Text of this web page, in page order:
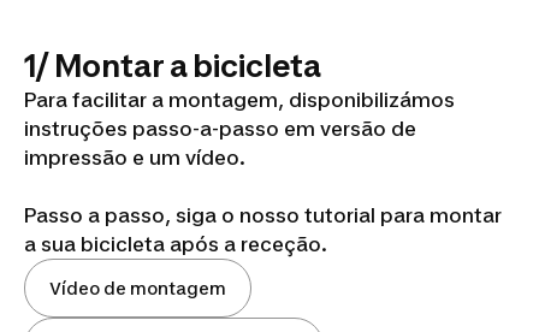
1/ Montar a bicicleta
Para facilitar a montagem, disponibilizámos
instruções passo-a-passo em versão de
impressão e um vídeo.
Passo a passo, siga o nosso tutorial para montar
a sua bicicleta após a receção.
Vídeo de montagem